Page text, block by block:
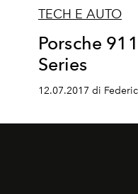
TECH E AUTO
Porsche
Series
12.07.2017 di